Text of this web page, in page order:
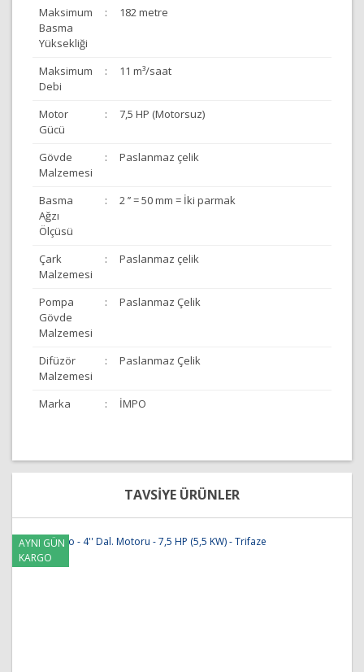
Maksimum
Basma
Yüksekliği
: 182 metre
Maksimum
Debi
: 11 m³/saat
Motor
Gücü
: 7,5 HP (Motorsuz)
Gövde
Malzemesi
: Paslanmaz çelik
Basma
Ağzı
Ölçüsü
: 2 ’’ = 50 mm = İki parmak
Çark
Malzemesi
: Paslanmaz çelik
Pompa
Gövde
Malzemesi
: Paslanmaz Çelik
Difüzör
Malzemesi
: Paslanmaz Çelik
Marka : İMPO
Bu ürünün fiyat bilgisi, resim, ürün açıklamalarında ve
diğer konularda yetersiz gördüğünüz noktaları öneri
formunu kullanarak tarafımıza iletebilirsiniz.
Ürün resmi kalitesiz, bozuk veya görüntülenemiyor.
Ürün açıklamasında eksik bilgiler bulunuyor.
TAVSİYE ÜRÜNLER
AYNI GÜN
KARGO